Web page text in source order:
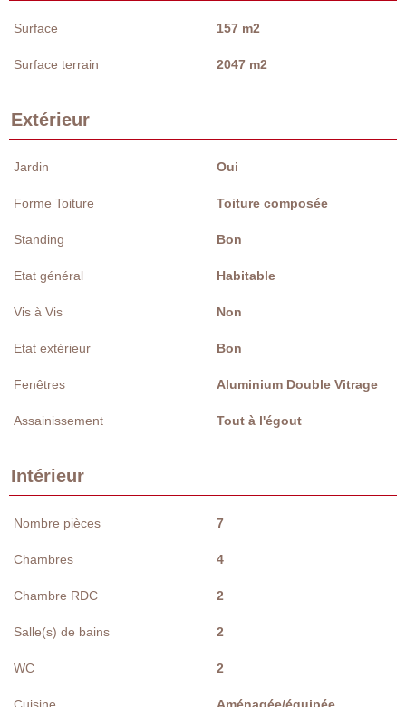
Surface 157 m2
Surface terrain 2047 m2
Extérieur
Jardin Oui
Forme Toiture Toiture composée
Standing Bon
Etat général Habitable
Vis à Vis Non
Etat extérieur Bon
Fenêtres Aluminium Double Vitrage
Assainissement Tout à l'égout
Intérieur
Nombre pièces 7
Chambres 4
Chambre RDC 2
Salle(s) de bains 2
WC 2
Cuisine Aménagée/équipée